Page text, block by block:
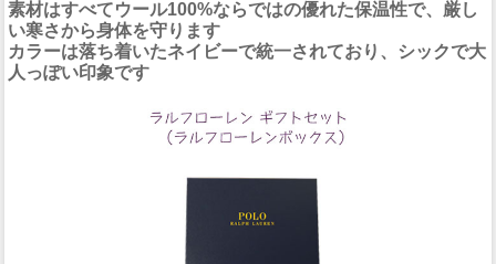
素材はすべてウール100%ならではの優れた保温性で、厳し
い寒さから身体を守ります
カラーは落ち着いたネイビーで統一されており、シックで大
人っぽい印象です